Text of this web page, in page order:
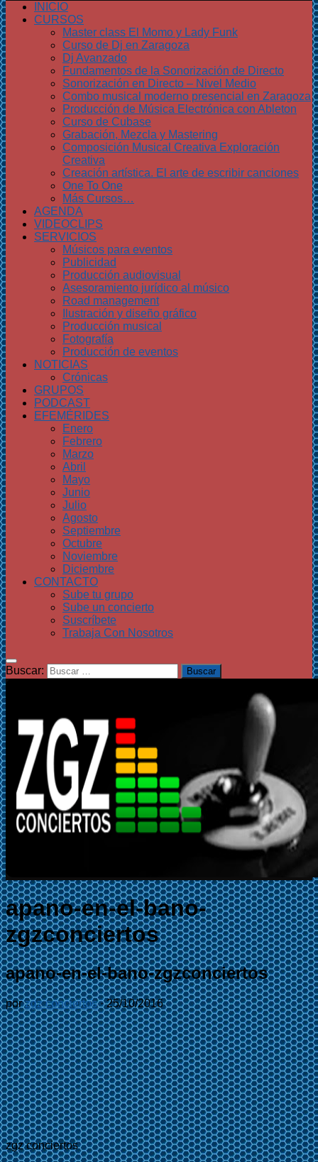
INICIO
CURSOS
Master class El Momo y Lady Funk
Curso de Dj en Zaragoza
Dj Avanzado
Fundamentos de la Sonorización de Directo
Sonorización en Directo – Nivel Medio
Combo musical moderno presencial en Zaragoza
Producción de Música Electrónica con Ableton
Curso de Cubase
Grabación, Mezcla y Mastering
Composición Musical Creativa Exploración
Creativa
Creación artística. El arte de escribir canciones
One To One
Más Cursos…
AGENDA
VIDEOCLIPS
SERVICIOS
Músicos para eventos
Publicidad
Producción audiovisual
Asesoramiento jurídico al músico
Road management
Ilustración y diseño gráfico
Producción musical
Fotografía
Producción de eventos
NOTICIAS
Crónicas
GRUPOS
PODCAST
EFEMÉRIDES
Enero
Febrero
Marzo
Abril
Mayo
Junio
Julio
Agosto
Septiembre
Octubre
Noviembre
Diciembre
CONTACTO
Sube tu grupo
Sube un concierto
Suscríbete
Trabaja Con Nosotros
Buscar:
apano-en-el-bano-
zgzconciertos
apano-en-el-bano-zgzconciertos
porzgz conciertos ·25/10/2016
zgz conciertos